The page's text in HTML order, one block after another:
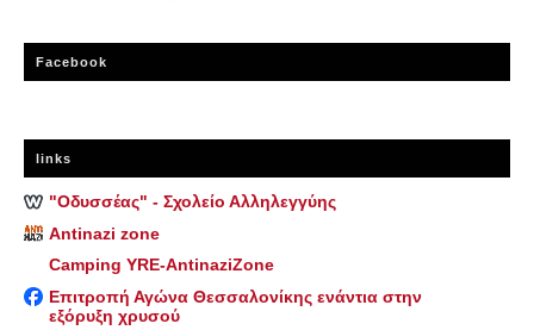
Facebook
links
"Οδυσσέας" - Σχολείο Αλληλεγγύης
Antinazi zone
Camping YRE-AntinaziZone
Επιτροπή Αγώνα Θεσσαλονίκης ενάντια στην
εξόρυξη χρυσού